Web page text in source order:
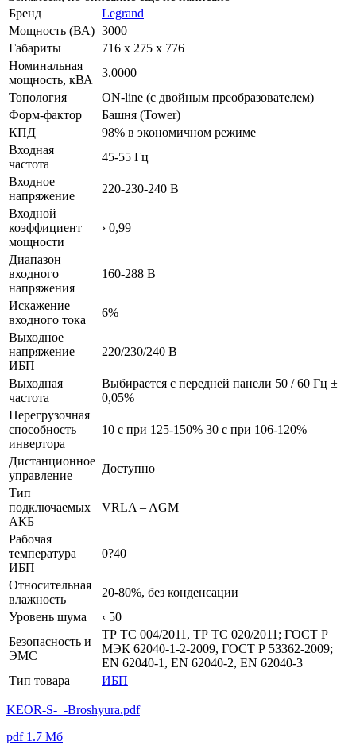
Бренд
Legrand
Мощность (ВА) 3000
Габариты
716 x 275 x 776
Номинальная
мощность, кВА
3.0000
Топология
ON-line (с двойным преобразователем)
Форм-фактор
Башня (Tower)
КПД
98% в экономичном режиме
Входная
частота
45-55 Гц
Входное
напряжение
220-230-240 В
Входной
коэффициент
мощности
› 0,99
Диапазон
входного
напряжения
160-288 В
Искажение
входного тока
6%
Выходное
напряжение
ИБП
220/230/240 В
Выходная
частота
Выбирается с передней панели 50 / 60 Гц ±
0,05%
Перегрузочная
способность
инвертора
10 с при 125-150% 30 с при 106-120%
Дистанционное
управление
Доступно
Тип
подключаемых
АКБ
VRLA – AGM
Рабочая
температура
ИБП
0?40
Относительная
влажность
20-80%, без конденсации
Уровень шума
‹ 50
Безопасность и
ЭМС
ТР ТС 004/2011, ТР ТС 020/2011; ГОСТ Р
МЭК 62040-1-2-2009, ГОСТ Р 53362-2009;
EN 62040-1, EN 62040-2, EN 62040-3
Тип товара
ИБП
KEOR-S-_-Broshyura.pdf
pdf 1.7 Мб